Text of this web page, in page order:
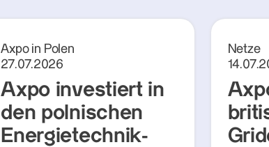
Axpo in Polen
27.07.2026
Axpo investiert in
den polnischen
Energietechnik-
Netze